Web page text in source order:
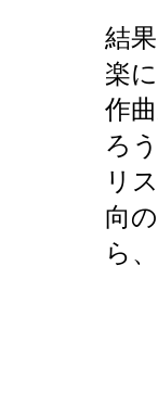
結
楽
作
ろ
リ
向
ら